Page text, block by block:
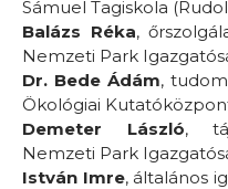
Sámuel Tagiskola
Balázs Réka,
Nemzeti Park
Dr. Bede Ádám,
Ökológiai
Demeter László,
Nemzeti Park
István Imre, általános